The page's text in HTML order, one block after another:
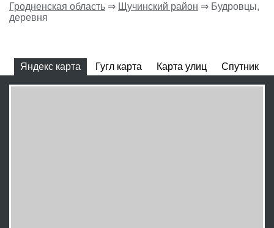
Гродненская область ⇒ Щучинский район ⇒ Будровцы,
деревня
Яндекс карта Гугл карта Карта улиц Спутник